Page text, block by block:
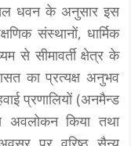
धवन के अनुसार इस
संस्थानों, धार्मिक
से सीमावर्ती क्षेत्र के
का प्रत्यक्ष अनुभव
प्रणालियों (अनमैन्ड
अवलोकन किया तथा